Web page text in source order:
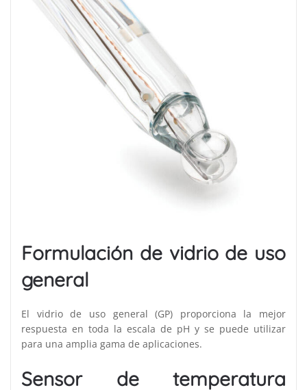
Formulación de vidrio de uso
general
El vidrio de uso general (GP) proporciona la mejor
respuesta en toda la escala de pH y se puede utilizar
para una amplia gama de aplicaciones.
Sensor de temperatura